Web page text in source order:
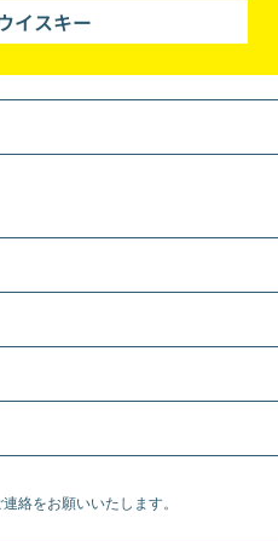
イスキー
連絡をお願いいたします。